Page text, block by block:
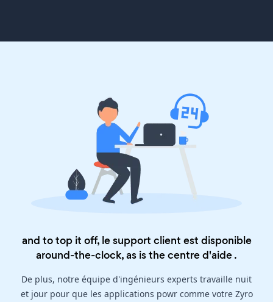
and to top it off, le support client est disponible
around-the-clock, as is thecentre d'aide.
De plus, notre équipe d'ingénieurs experts travaille nuit
et jour pour que les applications powr comme votre Zyro